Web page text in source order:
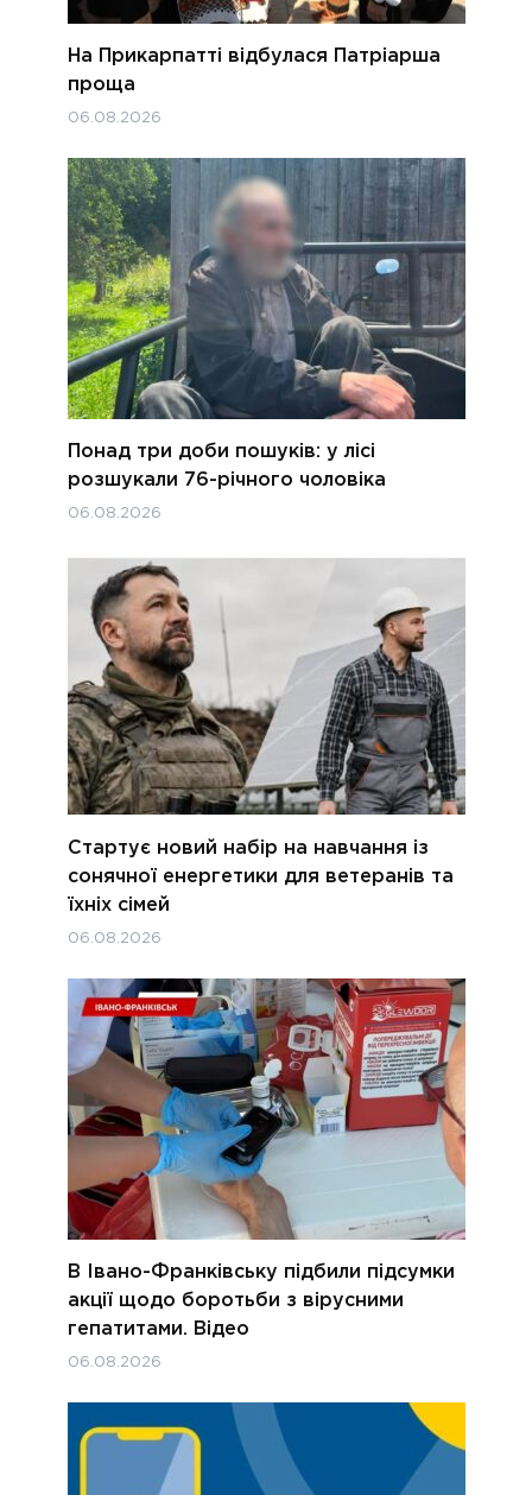
На Прикарпатті відбулася Патріарша
проща
06.08.2026
Понад три доби пошуків: у лісі
розшукали 76-річного чоловіка
06.08.2026
Стартує новий набір на навчання із
сонячної енергетики для ветеранів та
їхніх сімей
06.08.2026
В Івано-Франківську підбили підсумки
акції щодо боротьби з вірусними
гепатитами. Відео
06.08.2026